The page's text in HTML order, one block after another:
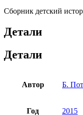
Сборник детский
Детали
Детали
Автор Б.
Год 2015